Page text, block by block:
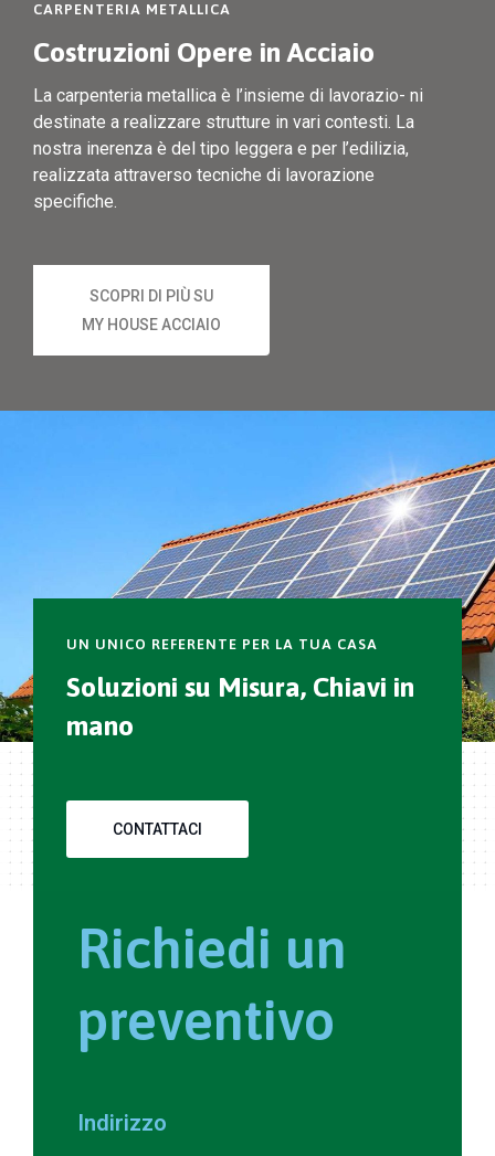
CARPENTERIA METALLICA
Costruzioni Opere in Acciaio
La carpenteria metallica è l’insieme di lavorazio- ni
destinate a realizzare strutture in vari contesti. La
nostra inerenza è del tipo leggera e per l’edilizia,
realizzata attraverso tecniche di lavorazione
specifiche.
SCOPRI DI PIÙ SU
MY HOUSE ACCIAIO
UN UNICO REFERENTE PER LA TUA CASA
Soluzioni su Misura, Chiavi in
mano
CONTATTACI
Richiedi un
preventivo
Indirizzo